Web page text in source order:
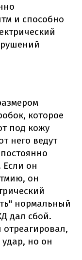
и способно
которое
под кожу
него ведут
он
он
нормальный
дал сбой.
отреагировал,
но он